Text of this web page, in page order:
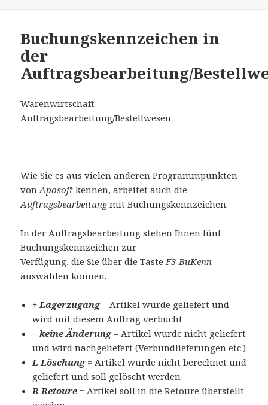
Buchungskennzeichen in
der
Auftragsbearbeitung/
Warenwirtschaft –
Auftragsbearbeitung/Bestellwesen
Wie Sie es aus vielen anderen Programmpunkten
vonAposoft kennen, arbeitet auch die
Auftragsbearbeitungmit Buchungskennzeichen.
In der Auftragsbearbeitung stehen Ihnen fünf
Buchungskennzeichen zur
Verfügung, die Sie über die Taste F3-BuKenn
auswählen können.
+ Lagerzugang= Artikel wurde geliefert und
wird mit diesem Auftrag verbucht
– keine Änderung= Artikel wurde nicht geliefert
und wird nachgeliefert (Verbundlieferungen etc.)
L Löschung= Artikel wurde nicht berechnet und
geliefert und soll gelöscht werden
R Retoure = Artikel soll in die Retoure überstellt